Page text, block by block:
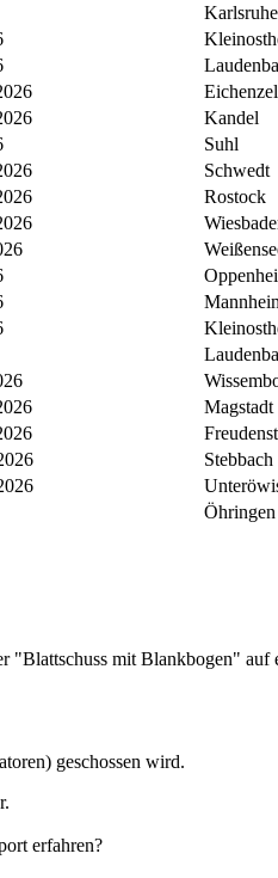
Karlsruhe
Kandel
Suhl
Schwedt
Rostock
Magstadt
Stebbach
Öhringen
"Blattschuss mit Blankbogen"
geschossen wird.
erfahren?